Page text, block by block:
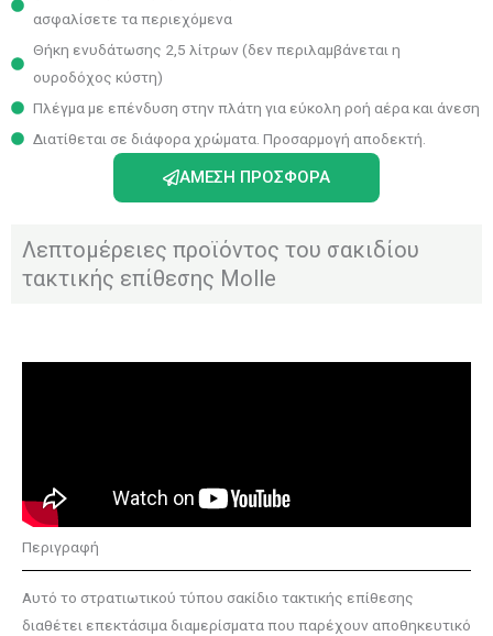
ασφαλίσετε τα περιεχόμενα
Θήκη ενυδάτωσης 2,5 λίτρων (δεν περιλαμβάνεται η
ουροδόχος κύστη)
Πλέγμα με επένδυση στην πλάτη για εύκολη ροή αέρα και άνεση
Διατίθεται σε διάφορα χρώματα. Προσαρμογή αποδεκτή.
ΆΜΕΣΗ ΠΡΟΣΦΟΡΆ
Λεπτομέρειες προϊόντος του σακιδίου
τακτικής επίθεσης Molle
Περιγραφή
Αυτό το στρατιωτικού τύπου σακίδιο τακτικής επίθεσης
διαθέτει επεκτάσιμα διαμερίσματα που παρέχουν αποθηκευτικό